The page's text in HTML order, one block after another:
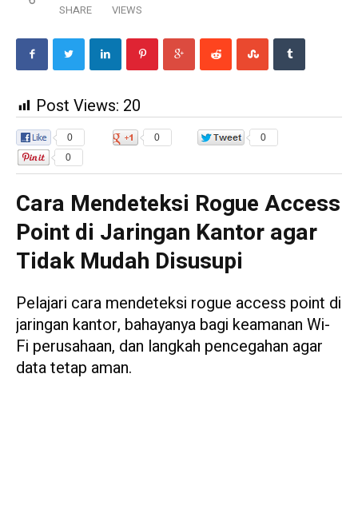
SHARE VIEWS
Post Views: 20
0 0
0
0
Cara Mendeteksi Rogue Access
Point di Jaringan Kantor agar
Tidak Mudah Disusupi
Pelajari cara mendeteksi rogue access point di
jaringan kantor, bahayanya bagi keamanan Wi-
Fi perusahaan, dan langkah pencegahan agar
data tetap aman.